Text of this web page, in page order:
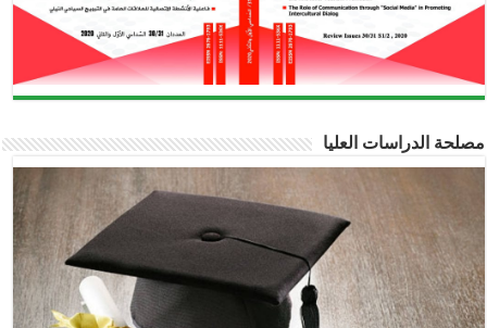
مصلحة الدراسات العليا